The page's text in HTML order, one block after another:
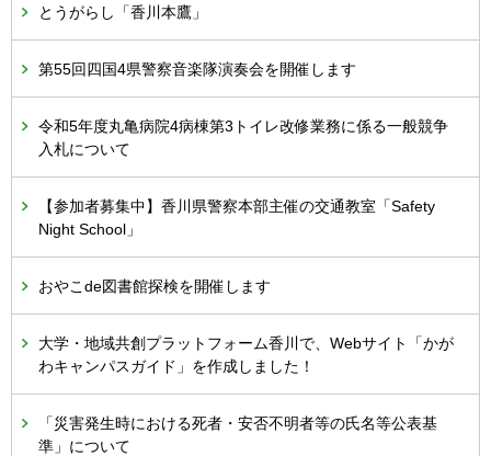
とうがらし「香川本鷹」
第55回四国4県警察音楽隊演奏会を開催します
令和5年度丸亀病院4病棟第3トイレ改修業務に係る一般競争
入札について
【参加者募集中】香川県警察本部主催の交通教室「Safety
Night School」
おやこde図書館探検を開催します
大学・地域共創プラットフォーム香川で、Webサイト「かが
わキャンパスガイド」を作成しました！
「災害発生時における死者・安否不明者等の氏名等公表基
準」について